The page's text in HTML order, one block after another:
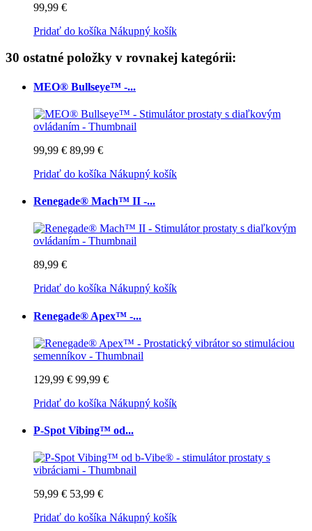
99,99 €
Pridať do košíka Nákupný košík
30 ostatné položky v rovnakej kategórii:
MEO® Bullseye™ -...
99,99 € 89,99 €
Pridať do košíka Nákupný košík
Renegade® Mach™ II -...
89,99 €
Pridať do košíka Nákupný košík
Renegade® Apex™ -...
129,99 € 99,99 €
Pridať do košíka Nákupný košík
P-Spot Vibing™ od...
59,99 € 53,99 €
Pridať do košíka Nákupný košík